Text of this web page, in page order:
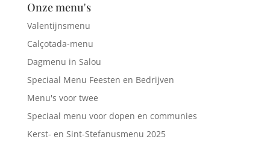
Onze menu's
Valentijnsmenu
Calçotada-menu
Dagmenu in Salou
Speciaal Menu Feesten en Bedrijven
Menu's voor twee
Speciaal menu voor dopen en communies
Kerst- en Sint-Stefanusmenu 2025